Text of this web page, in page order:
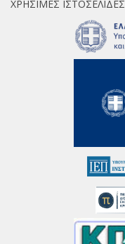
ΧΡΉΣΙΜΕΣ ΙΣΤΟΣΕΛΊΔΕΣ